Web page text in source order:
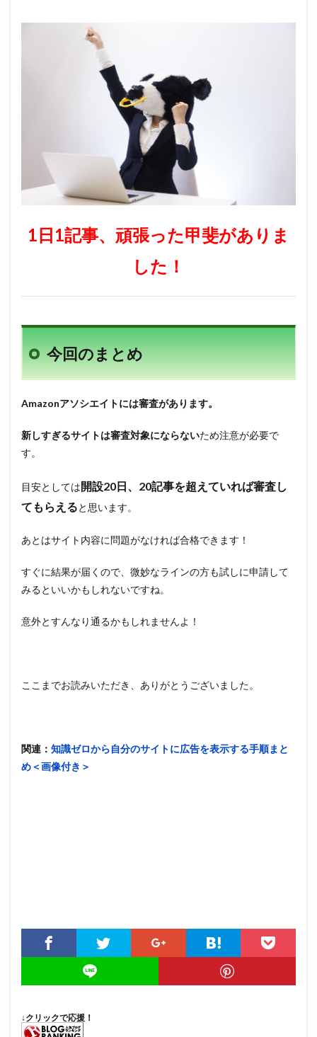
1日1記事、頑張った甲斐がありま
した！
今回のまとめ
Amazonアソシエイトには審査があります。
新しすぎるサイトは審査対象にならないため注意が必要で
す。
目安としては開設20日、20記事を超えていれば審査し
てもらえると思います。
あとはサイト内容に問題がなければ合格できます！
すぐに結果が届くので、微妙なラインの方も試しに申請して
みるといいかもしれないですね。
意外とすんなり通るかもしれませんよ！
ここまでお読みいただき、ありがとうございました。
関連： 知識ゼロから自分のサイトに広告を表示する手順まと
め＜画像付き＞
↓クリックで応援！